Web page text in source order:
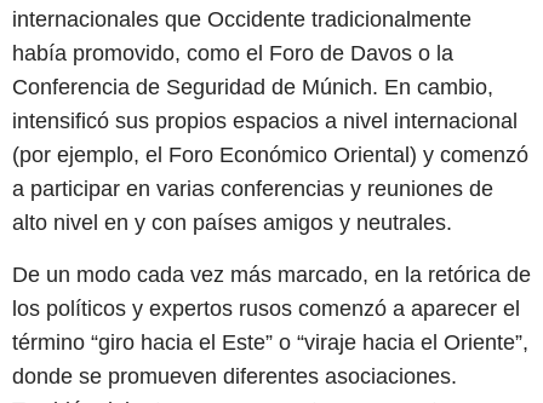
internacionales que Occidente tradicionalmente
había promovido, como el Foro de Davos o la
Conferencia de Seguridad de Múnich. En cambio,
intensificó sus propios espacios a nivel internacional
(por ejemplo, el Foro Económico Oriental) y comenzó
a participar en varias conferencias y reuniones de
alto nivel en y con países amigos y neutrales.
De un modo cada vez más marcado, en la retórica de
los políticos y expertos rusos comenzó a aparecer el
término “giro hacia el Este” o “viraje hacia el Oriente”,
donde se promueven diferentes asociaciones.